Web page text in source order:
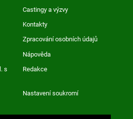
Castingy a výzvy
Kontakty
Zpracování osobních údajů
Nápověda
s
Redakce
Nastavení soukromí